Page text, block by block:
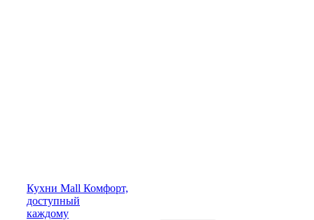
Кухни Mall Комфорт,
доступный
каждому